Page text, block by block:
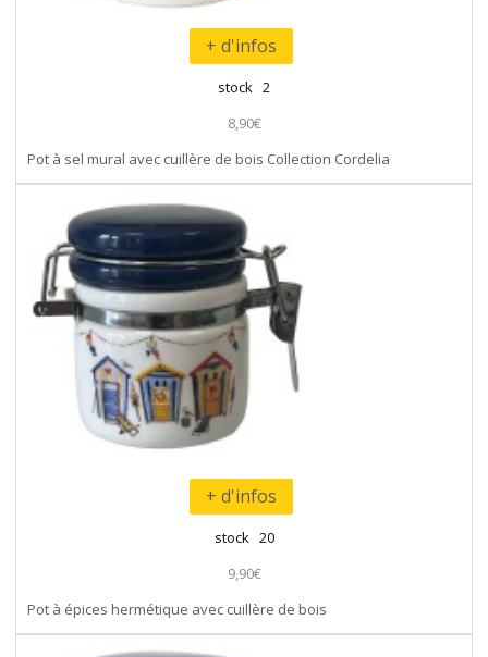
+ d'infos
stock 2
8,90€
Pot à sel mural avec cuillère de bois Collection Cordelia
+ d'infos
stock 20
9,90€
Pot à épices hermétique avec cuillère de bois